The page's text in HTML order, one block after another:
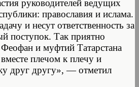
руководителей ведущих
православия и ислама.
и несут ответственность за
поступок. Так приятно
и муфтий Татарстана
плечом к плечу и
друг другу», — отметил